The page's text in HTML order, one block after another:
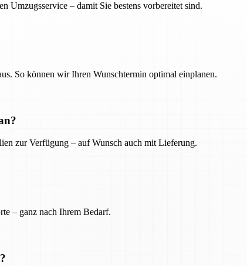
Umzugsservice – damit Sie bestens vorbereitet sind.
So können wir Ihren Wunschtermin optimal einplanen.
zur Verfügung – auf Wunsch auch mit Lieferung.
– ganz nach Ihrem Bedarf.